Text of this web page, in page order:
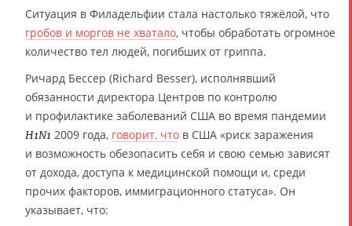
Ситуация в Филадельфии стала настолько тяжёлой, что
гробов и моргов не хватало, чтобы обработать огромное
количество тел людей, погибших от гриппа.
Ричард Бессер (Richard Besser), исполнявший
обязанности директора Центров по контролю
и профилактике заболеваний США во время пандемии
H1N1 2009 года, говорит, что в США «риск заражения
и возможность обезопасить себя и свою семью зависят
от дохода, доступа к медицинской помощи и, среди
прочих факторов, иммиграционного статуса». Он
указывает, что: